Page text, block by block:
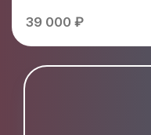
39 000 ₽